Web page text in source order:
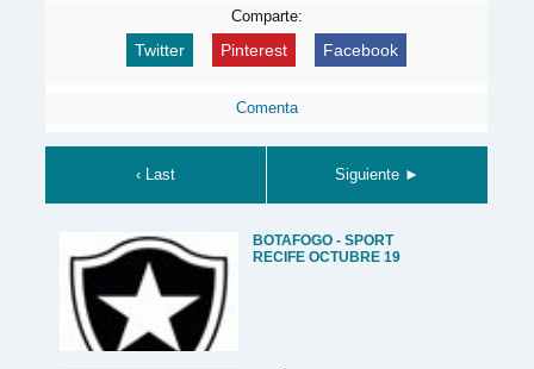
Comparte:
Twitter Pinterest Facebook
Comenta
‹ Last Siguiente ►
BOTAFOGO - SPORT
RECIFE OCTUBRE 19